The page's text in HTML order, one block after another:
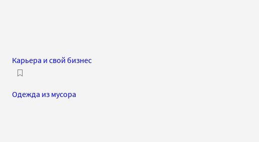
Карьера и свой бизнес
Одежда из мусора